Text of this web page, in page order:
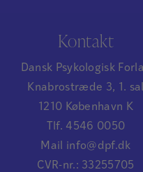
Kontakt
Dansk Psykologisk
Knabrostræde 3, 1. sal
1210 København K
Tlf. 4546 0050
Mail info@dpf.dk
CVR-nr.: 33255705